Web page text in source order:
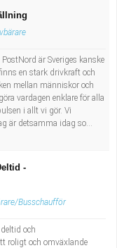
är Sveriges kanske
en stark drivkraft och
mellan människor och
vardagen enklare för alla
i allt vi gör. Vi
är detsamma idag so...
-
Busschaufför
och
roligt och omväxlande